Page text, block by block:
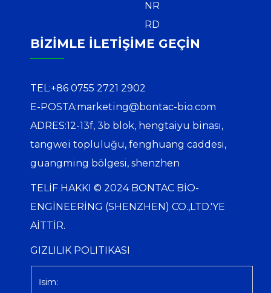
NR
RD
BIZIMLE ILETIŞIME GEÇIN
TEL:+86 0755 2721 2902
E-POSTA:marketing@bontac-bio.com
ADRES:12-13f, 3b blok, hengtaiyu binası,
tangwei topluluğu, fenghuang caddesi,
guangming bölgesi, shenzhen
TELIF HAKKI © 2024 BONTAC BIO-
ENGINEERING (SHENZHEN) CO.,LTD.'YE
AITTIR.
GIZLILIK POLITIKASI